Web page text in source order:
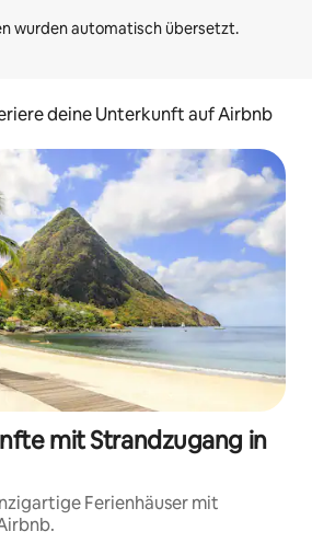
deine Unterkunft auf Airbnb
mit Strandzugang in
Ferienhäuser mit